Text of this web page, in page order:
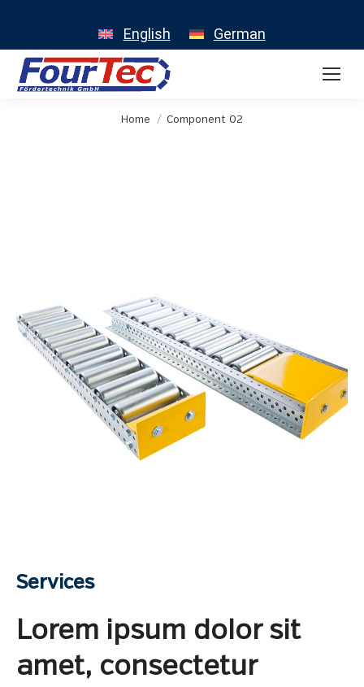
English German
You are here:
Home Component 02
Services
Lorem ipsum dolor sit
amet, consectetur